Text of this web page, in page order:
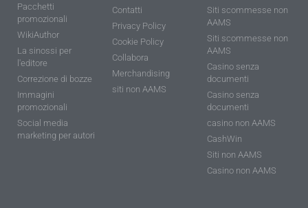
Pacchetti
promozionali
WikiAuthor
La sinossi per
l'editore
Correzione di bozze
Immagini
promozionali
Social media
marketing per autori
Contatti
Privacy Policy
Cookie Policy
Collabora
Merchandising
siti non AAMS
Siti scommesse non
AAMS
Siti scommesse non
AAMS
Casino senza
documenti
Casino senza
documenti
casino non AAMS
CashWin
Siti non AAMS
Casino non AAMS